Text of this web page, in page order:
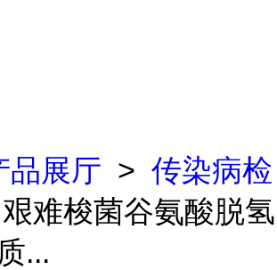
品展厅 > 传染病检
难梭菌谷氨酸脱氢
...